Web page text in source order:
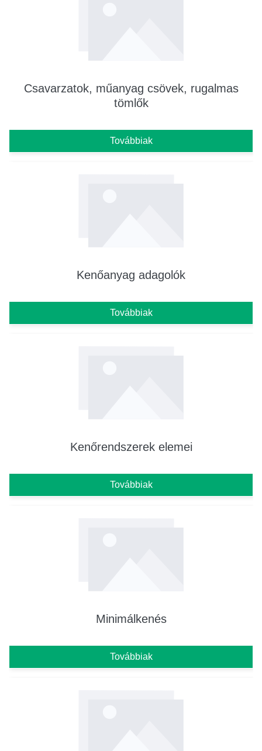
Csavarzatok, műanyag csövek, rugalmas
tömlők
Továbbiak
Kenőanyag adagolók
Továbbiak
Kenőrendszerek elemei
Továbbiak
Minimálkenés
Továbbiak